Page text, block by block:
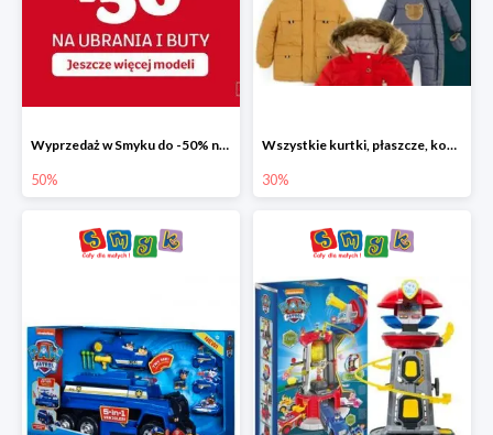
Wyprzedaż w Smyku do -50% na ubrania i buty
50%
Wszystkie kurtki, płaszcze, kombinezony i spodnie narciarskie -30%
30%